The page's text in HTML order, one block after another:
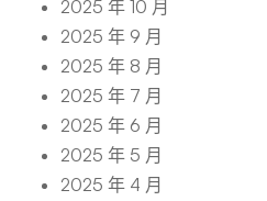
2025 年 10 月
2025 年 9 月
2025 年 8 月
2025 年 7 月
2025 年 6 月
2025 年 5 月
2025 年 4 月